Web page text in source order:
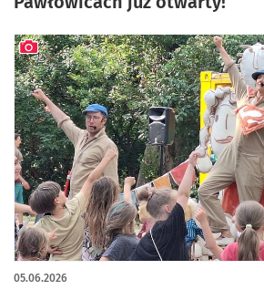
05.06.2026
artykuł z galerią zdjęć